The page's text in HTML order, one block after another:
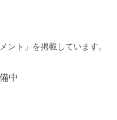
ント」を掲載しています。
中